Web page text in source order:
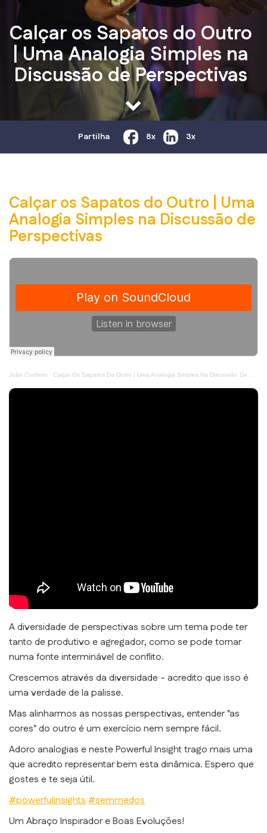
Calçar os Sapatos do Outro
| Uma Analogia Simples na
Discussão de Perspectivas
Partilha 8x 3x
Calçar os Sapatos do Outro | Uma
Analogia Simples na Discussão de
Perspectivas
João Cordeiro · Calçar Os Sapatos Do Outro | Uma Analogia Simples Na Discussão De Perspectivas
A diversidade de perspectivas sobre um tema pode ter
tanto de produtivo e agregador, como se pode tornar
numa fonte interminável de conflito.
Crescemos através da diversidade - acredito que isso é
uma verdade de la palisse.
Mas alinharmos as nossas perspectivas, entender "as
cores" do outro é um exercício nem sempre fácil.
Adoro analogias e neste Powerful Insight trago mais uma
que acredito representar bem esta dinâmica. Espero que
gostes e te seja útil.
#powerfulinsights#semmedos
Um Abraço Inspirador e Boas Evoluções!